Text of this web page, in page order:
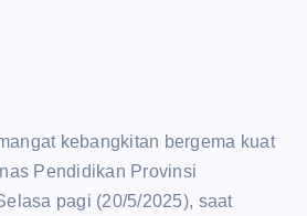
kebangkitan bergema kuat
Pendidikan Provinsi
pagi (20/5/2025), saat